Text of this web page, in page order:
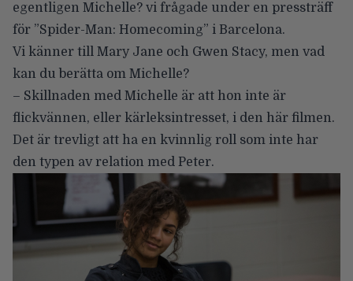
egentligen Michelle? vi frågade under en pressträff
för ”Spider-Man: Homecoming” i Barcelona.
Vi känner till Mary Jane och Gwen Stacy, men vad
kan du berätta om Michelle?
– Skillnaden med Michelle är att hon inte är
flickvännen, eller kärleksintresset, i den här filmen.
Det är trevligt att ha en kvinnlig roll som inte har
den typen av relation med Peter.